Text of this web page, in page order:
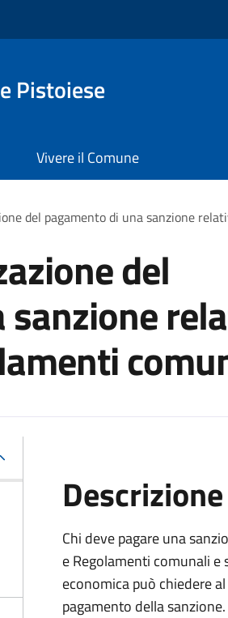
Pistoiese
Vivere il Comune
del pagamento di una sanzione
del
Descrizione
Chi deve pagare una
e Regolamenti comunali
economica può chiedere
pagamento della sanzione.